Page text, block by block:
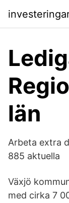
län
Arbeta extra
885 aktuella
Växjö
med cirka 7